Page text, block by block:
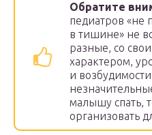
Обратите
педиатров «не
в тишине» не
разные, со
характером,
и
малышу спать,
организовать